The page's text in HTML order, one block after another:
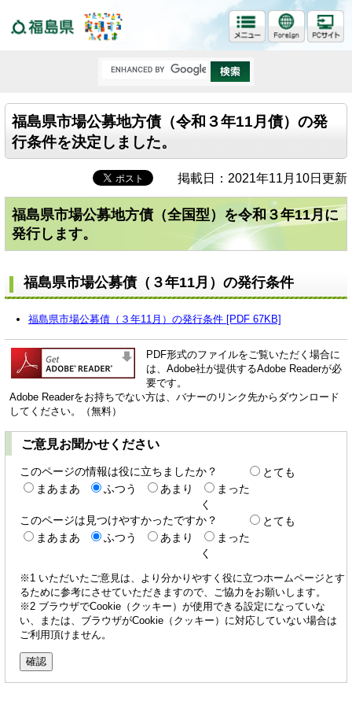
福島県市場公募地方債（令和３年11月債）の発
行条件を決定しました。
掲載日：2021年11月10日更新
福島県市場公募地方債（全国型）を令和３年11月に
発行します。
福島県市場公募債（３年11月）の発行条件
福島県市場公募債（３年11月）の発行条件 [PDF 67KB]
PDF形式のファイルをご覧いただく場合に
は、Adobe社が提供するAdobe Readerが必
要です。
Adobe Readerをお持ちでない方は、バナーのリンク先からダウンロード
してください。（無料）
ご意見お聞かせください
このページの情報は役に立ちましたか？
とても
まあまあ
ふつう あまり
まった
く
このページは見つけやすかったですか？
とても
まあまあ
ふつう あまり
まった
く
※1 いただいたご意見は、より分かりやすく役に立つホームページとす
るために参考にさせていただきますので、ご協力をお願いします。
※2 ブラウザでCookie（クッキー）が使用できる設定になっていな
い、または、ブラウザがCookie（クッキー）に対応していない場合は
ご利用頂けません。